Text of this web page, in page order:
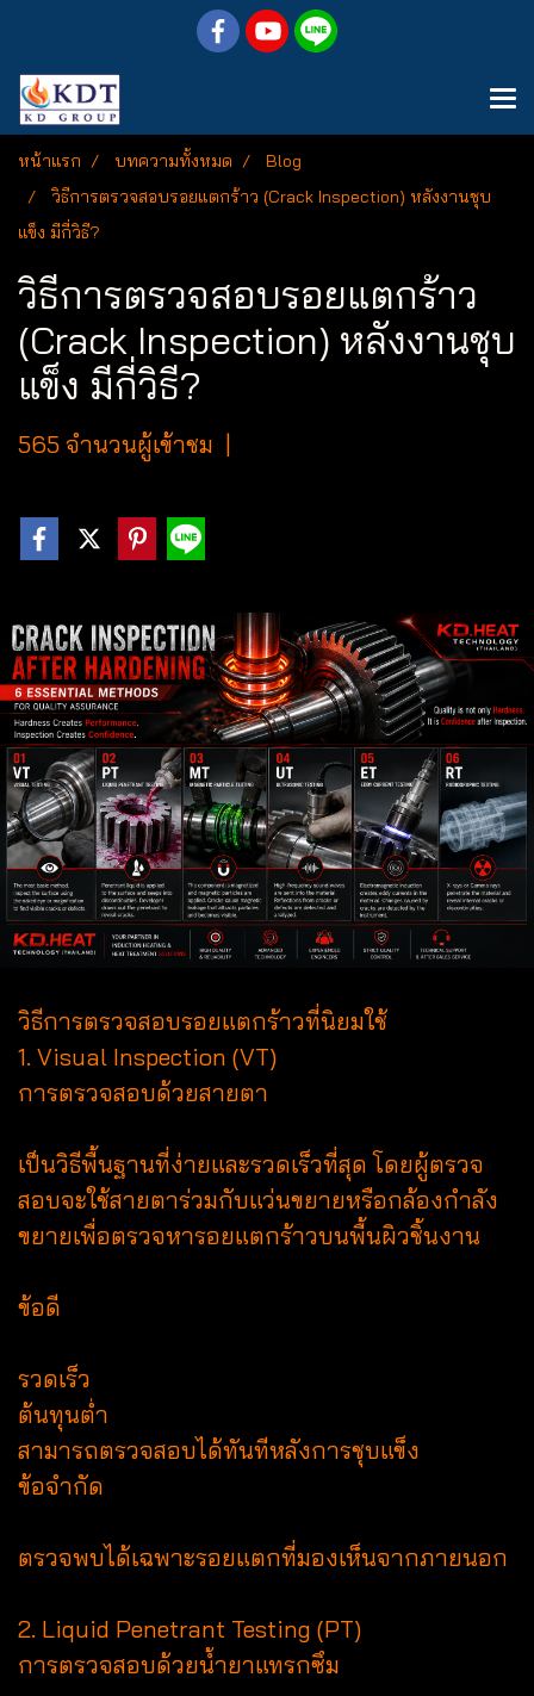
หน้าแรก บทความทั้งหมด
Blog
วิธีการตรวจสอบรอยแตกร้าว (Crack Inspection) หลังงานชุบ
แข็ง มีกี่วิธี?
วิธีการตรวจสอบรอยแตกร้าว
(Crack Inspection) หลังงานชุบ
แข็ง มีกี่วิธี?
565 จำนวนผู้เข้าชม |
วิธีการตรวจสอบรอยแตกร้าวที่นิยมใช้
1. Visual Inspection (VT)
การตรวจสอบด้วยสายตา
เป็นวิธีพื้นฐานที่ง่ายและรวดเร็วที่สุด โดยผู้ตรวจ
สอบจะใช้สายตาร่วมกับแว่นขยายหรือกล้องกำลัง
ขยายเพื่อตรวจหารอยแตกร้าวบนพื้นผิวชิ้นงาน
ข้อดี
รวดเร็ว
ต้นทุนต่ำ
สามารถตรวจสอบได้ทันทีหลังการชุบแข็ง
ข้อจำกัด
ตรวจพบได้เฉพาะรอยแตกที่มองเห็นจากภายนอก
2. Liquid Penetrant Testing (PT)
การตรวจสอบด้วยน้ำยาแทรกซึม